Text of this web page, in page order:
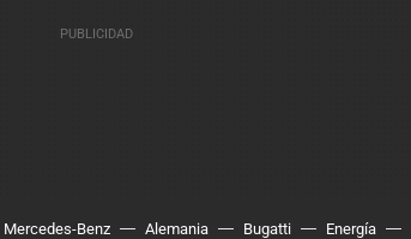
Mercedes-Benz Alemania Bugatti Energía